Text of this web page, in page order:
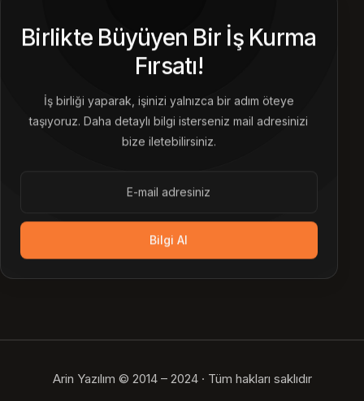
Birlikte Büyüyen Bir İş Kurma
Fırsatı!
İş birliği yaparak, işinizi yalnızca bir adım öteye
taşıyoruz. Daha detaylı bilgi isterseniz mail adresinizi
bize iletebilirsiniz.
Bilgi Al
Arin Yazılım © 2014 – 2024 · Tüm hakları saklıdır